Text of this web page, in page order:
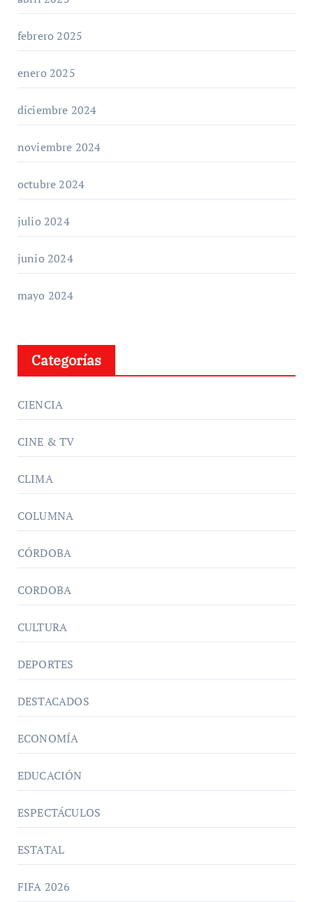
febrero 2025
enero 2025
diciembre 2024
noviembre 2024
octubre 2024
julio 2024
junio 2024
mayo 2024
Categorías
CIENCIA
CINE & TV
CLIMA
COLUMNA
CÓRDOBA
CORDOBA
CULTURA
DEPORTES
DESTACADOS
ECONOMÍA
EDUCACIÓN
ESPECTÁCULOS
ESTATAL
FIFA 2026